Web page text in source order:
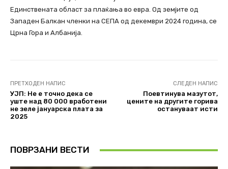
Единствената област за плаќања во евра. Од земјите од
Западен Балкан членки на СЕПА од декември 2024 година, се
Црна Гора и Албанија.
ПРЕТХОДЕН НАПИС
УЈП: Не е точно дека се
уште над 80 000 вработени
не зеле јануарска плата за
2025
СЛЕДЕН НАПИС
Поевтинува мазутот,
цените на другите горива
остануваат исти
ПОВРЗАНИ ВЕСТИ